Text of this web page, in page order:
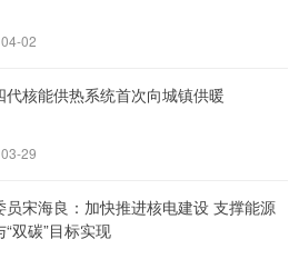
04-02
代核能供热系统首次向城镇供暖
03-29
员宋海良：加快推进核电建设 支撑能源
双碳”目标实现